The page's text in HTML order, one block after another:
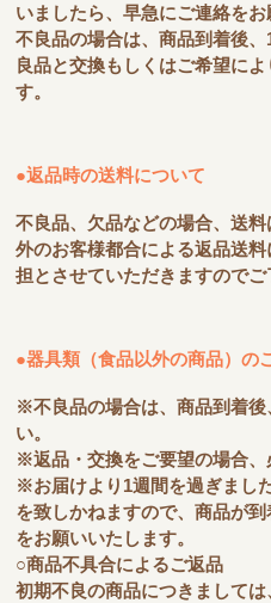
いましたら、早急にご連絡をお
不良品の場合は、商品到着後、
良品と交換もしくはご希望に
す。
●返品時の送料について
不良品、欠品などの場合、送
外のお客様都合による返品送
担とさせていただきますのでご
●器具類（食品以外の商品）の
※不良品の場合は、商品到着後
い。
※返品・交換をご要望の場合、
※お届けより1週間を過ぎまし
を致しかねますので、商品が
をお願いいたします。
○商品不具合によるご返品
初期不良の商品につきまして